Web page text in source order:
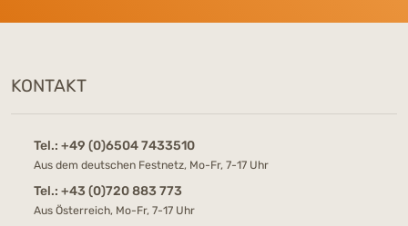
KONTAKT
Tel.: +49 (0)6504 7433510
Aus dem deutschen Festnetz, Mo-Fr, 7-17 Uhr
Tel.: +43 (0)720 883 773
Aus Österreich, Mo-Fr, 7-17 Uhr